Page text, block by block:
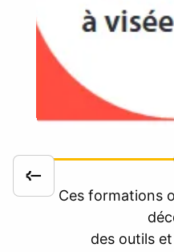
Ces formations
des outils